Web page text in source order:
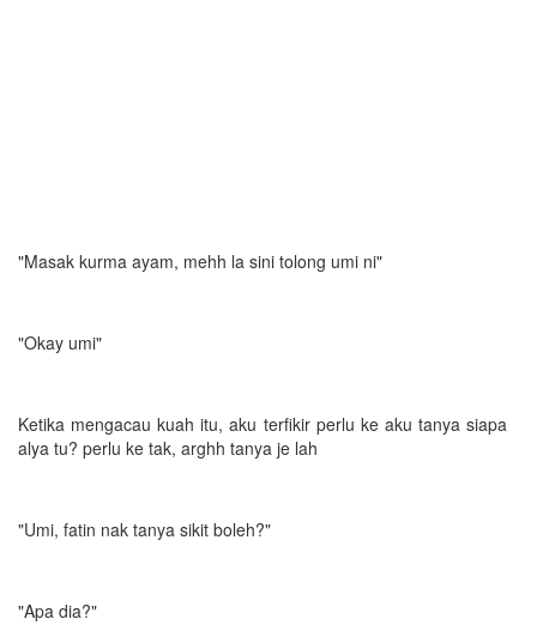
"Masak kurma ayam, mehh la sini tolong umi ni"
"Okay umi"
Ketika mengacau kuah itu, aku terfikir perlu ke aku tanya siapa
alya tu? perlu ke tak, arghh tanya je lah
"Umi, fatin nak tanya sikit boleh?"
"Apa dia?"